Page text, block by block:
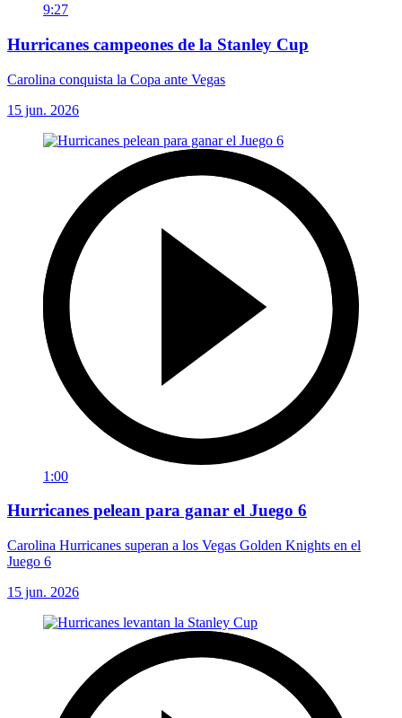
9:27
Hurricanes campeones de la Stanley Cup
Carolina conquista la Copa ante Vegas
15 jun. 2026
1:00
Hurricanes pelean para ganar el Juego 6
Carolina Hurricanes superan a los Vegas Golden Knights en el
Juego 6
15 jun. 2026